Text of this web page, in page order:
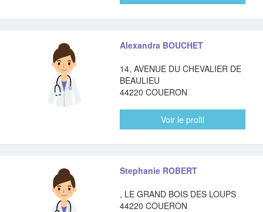
Alexandra BOUCHET
14, AVENUE DU CHEVALIER DE
BEAULIEU
44220 COUERON
Voir le profil
Stephanie ROBERT
, LE GRAND BOIS DES LOUPS
44220 COUERON